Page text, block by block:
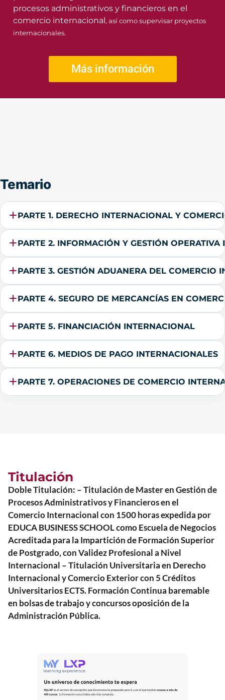
procesos administrativos y financieros en el
comercio internacional, así como supervisar proyectos
internacionales.
Más información
Temario
PARTE 1. DERECHO INTERNACIONAL Y
PARTE 2. INFORMACIÓN Y GESTIÓN
PARTE 3. GESTIÓN ADUANERA DEL COMERCIO
PARTE 4. SEGURO DE MERCANCÍAS EN
PARTE 5. FINANCIACIÓN INTERNACIONAL
PARTE 6. MEDIOS DE PAGO INTERNACIONALES
PARTE 7. OPERACIONES DE COMERCIO
Titulación
Doble Titulación: – Titulación de Master en Gestión de
Procesos Administrativos y Financieros en el
Comercio Internacional con 1500 horas expedida por
EDUCA BUSINESS SCHOOL como Escuela de Negocios
Acreditada para la Impartición de Formación Superior
de Postgrado, con Validez Profesional a Nivel
Internacional – Titulación Universitaria en Derecho
Internacional y Comercio Exterior con 5 Créditos
Universitarios ECTS. Formación Continua baremable
en bolsas de trabajo y concursos oposición de la
Administración Pública.